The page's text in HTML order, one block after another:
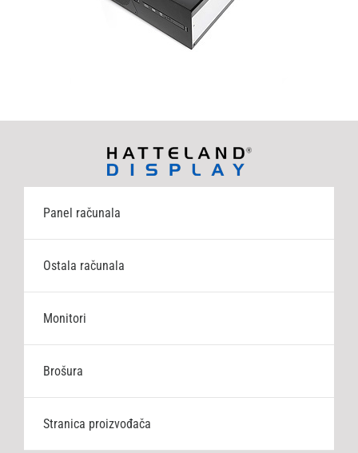
Panel računala
Ostala računala
Monitori
Brošura
Stranica proizvođača